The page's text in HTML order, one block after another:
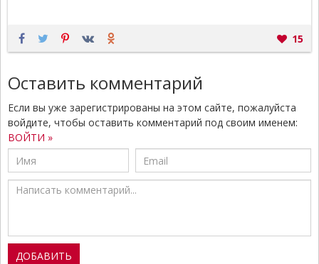
15
Оставить комментарий
Если вы уже зарегистрированы на этом сайте, пожалуйста
войдите, чтобы оставить комментарий под своим именем:
ВОЙТИ »